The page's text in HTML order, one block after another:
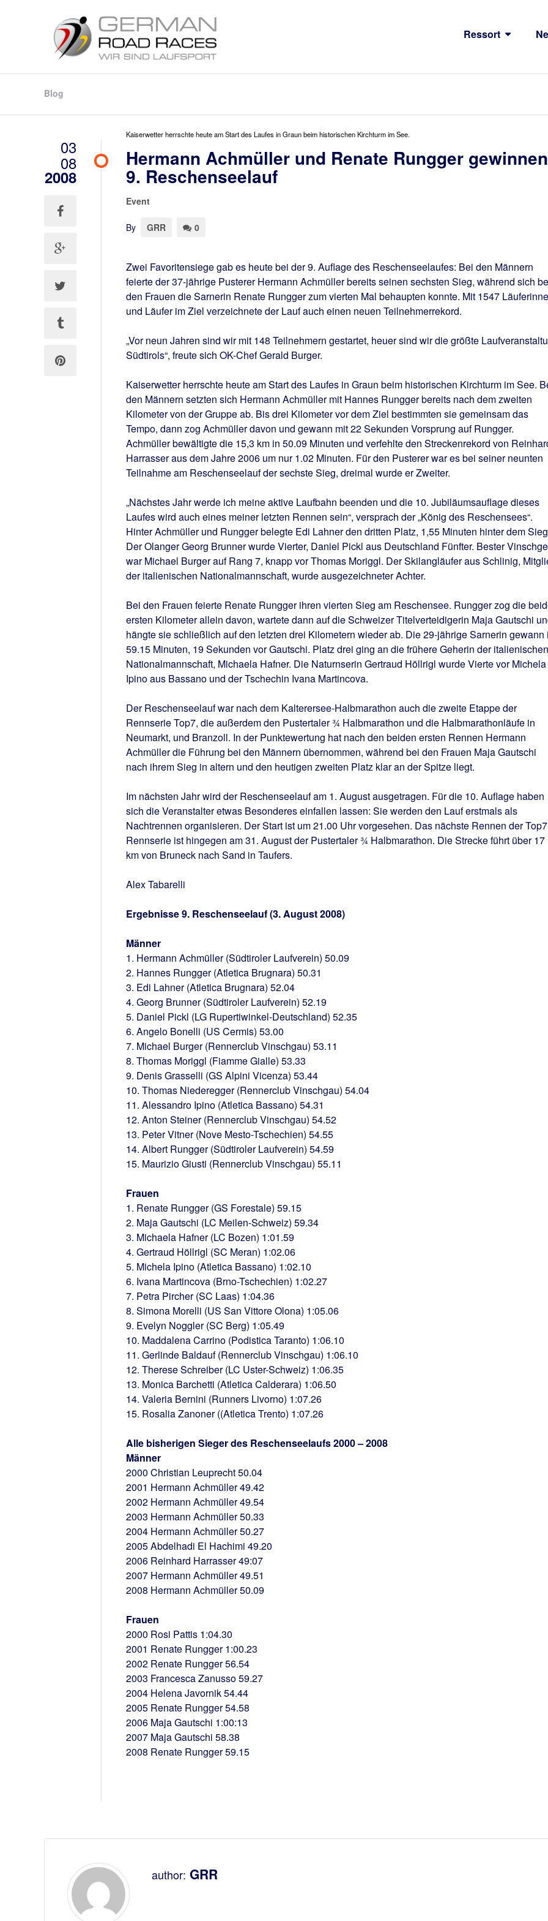
Ressort
Blog
03
08
2008
Kaiserwetter herrschte heute am Start des Laufes in Graun beim historischen Kirchturm im See.
Hermann Achmüller und Renate Rungger gewinnen
9. Reschenseelauf
Event
By GRR 0
Zwei Favoritensiege gab es heute bei der 9. Auflage des Reschenseelaufes: Bei den Männern
feierte der 37-jährige Pusterer Hermann Achmüller bereits seinen sechsten Sieg, während sich
den Frauen die Sarnerin Renate Rungger zum vierten Mal behaupten konnte. Mit 1547
und Läufer im Ziel verzeichnete der Lauf auch einen neuen Teilnehmerrekord.
„Vor neun Jahren sind wir mit 148 Teilnehmern gestartet, heuer sind wir die größte
Südtirols“, freute sich OK-Chef Gerald Burger.
Kaiserwetter herrschte heute am Start des Laufes in Graun beim historischen Kirchturm im See.
den Männern setzten sich Hermann Achmüller mit Hannes Rungger bereits nach dem zweiten
Kilometer von der Gruppe ab. Bis drei Kilometer vor dem Ziel bestimmten sie gemeinsam das
Tempo, dann zog Achmüller davon und gewann mit 22 Sekunden Vorsprung auf Rungger.
Achmüller bewältigte die 15,3 km in 50.09 Minuten und verfehlte den Streckenrekord von
Harrasser aus dem Jahre 2006 um nur 1.02 Minuten. Für den Pusterer war es bei seiner neunten
Teilnahme am Reschenseelauf der sechste Sieg, dreimal wurde er Zweiter.
„Nächstes Jahr werde ich meine aktive Laufbahn beenden und die 10. Jubiläumsauflage dieses
Laufes wird auch eines meiner letzten Rennen sein“, versprach der „König des Reschensees“.
Hinter Achmüller und Rungger belegte Edi Lahner den dritten Platz, 1,55 Minuten hinter dem
Der Olanger Georg Brunner wurde Vierter, Daniel Pickl aus Deutschland Fünfter. Bester
war Michael Burger auf Rang 7, knapp vor Thomas Moriggl. Der Skilangläufer aus Schlinig,
der italienischen Nationalmannschaft, wurde ausgezeichneter Achter.
Bei den Frauen feierte Renate Rungger ihren vierten Sieg am Reschensee. Rungger zog die
ersten Kilometer allein davon, wartete dann auf die Schweizer Titelverteidigerin Maja Gautschi
hängte sie schließlich auf den letzten drei Kilometern wieder ab. Die 29-jährige Sarnerin gewann
59.15 Minuten, 19 Sekunden vor Gautschi. Platz drei ging an die frühere Geherin der italienischen
Nationalmannschaft, Michaela Hafner. Die Naturnserin Gertraud Höllrigl wurde Vierte vor Michela
Ipino aus Bassano und der Tschechin Ivana Martincova.
Der Reschenseelauf war nach dem Kalterersee-Halbmarathon auch die zweite Etappe der
Rennserie Top7, die außerdem den Pustertaler ¾ Halbmarathon und die Halbmarathonläufe in
Neumarkt, und Branzoll. In der Punktewertung hat nach den beiden ersten Rennen Hermann
Achmüller die Führung bei den Männern übernommen, während bei den Frauen Maja Gautschi
nach ihrem Sieg in altern und den heutigen zweiten Platz klar an der Spitze liegt.
Im nächsten Jahr wird der Reschenseelauf am 1. August ausgetragen. Für die 10. Auflage haben
sich die Veranstalter etwas Besonderes einfallen lassen: Sie werden den Lauf erstmals als
Nachtrennen organisieren. Der Start ist um 21.00 Uhr vorgesehen. Das nächste Rennen der
Rennserie ist hingegen am 31. August der Pustertaler ¾ Halbmarathon. Die Strecke führt über 17
km von Bruneck nach Sand in Taufers.
Alex Tabarelli
Ergebnisse 9. Reschenseelauf (3. August 2008)
Männer
1. Hermann Achmüller (Südtiroler Laufverein) 50.09
2. Hannes Rungger (Atletica Brugnara) 50.31
3. Edi Lahner (Atletica Brugnara) 52.04
4. Georg Brunner (Südtiroler Laufverein) 52.19
5. Daniel Pickl (LG Rupertiwinkel-Deutschland) 52.35
6. Angelo Bonelli (US Cermis) 53.00
7. Michael Burger (Rennerclub Vinschgau) 53.11
8. Thomas Moriggl (Fiamme Gialle) 53.33
9. Denis Grasselli (GS Alpini Vicenza) 53.44
10. Thomas Niederegger (Rennerclub Vinschgau) 54.04
11. Alessandro Ipino (Atletica Bassano) 54.31
12. Anton Steiner (Rennerclub Vinschgau) 54.52
13. Peter Vitner (Nove Mesto-Tschechien) 54.55
14. Albert Rungger (Südtiroler Laufverein) 54.59
15. Maurizio Giusti (Rennerclub Vinschgau) 55.11
Frauen
1. Renate Rungger (GS Forestale) 59.15
2. Maja Gautschi (LC Meilen-Schweiz) 59.34
3. Michaela Hafner (LC Bozen) 1:01.59
4. Gertraud Höllrigl (SC Meran) 1:02.06
5. Michela Ipino (Atletica Bassano) 1:02.10
6. Ivana Martincova (Brno-Tschechien) 1:02.27
7. Petra Pircher (SC Laas) 1:04.36
8. Simona Morelli (US San Vittore Olona) 1:05.06
9. Evelyn Noggler (SC Berg) 1:05.49
10. Maddalena Carrino (Podistica Taranto) 1:06.10
11. Gerlinde Baldauf (Rennerclub Vinschgau) 1:06.10
12. Therese Schreiber (LC Uster-Schweiz) 1:06.35
13. Monica Barchetti (Atletica Calderara) 1:06.50
14. Valeria Bernini (Runners Livorno) 1:07.26
15. Rosalia Zanoner ((Atletica Trento) 1:07.26
Alle bisherigen Sieger des Reschenseelaufs 2000 – 2008
Männer
2000 Christian Leuprecht 50.04
2001 Hermann Achmüller 49.42
2002 Hermann Achmüller 49.54
2003 Hermann Achmüller 50.33
2004 Hermann Achmüller 50.27
2005 Abdelhadi El Hachimi 49.20
2006 Reinhard Harrasser 49:07
2007 Hermann Achmüller 49.51
2008 Hermann Achmüller 50.09
Frauen
2000 Rosi Pattis 1:04.30
2001 Renate Rungger 1:00.23
2002 Renate Rungger 56.54
2003 Francesca Zanusso 59.27
2004 Helena Javornik 54.44
2005 Renate Rungger 54.58
2006 Maja Gautschi 1:00:13
2007 Maja Gautschi 58.38
2008 Renate Rungger 59.15
author: GRR